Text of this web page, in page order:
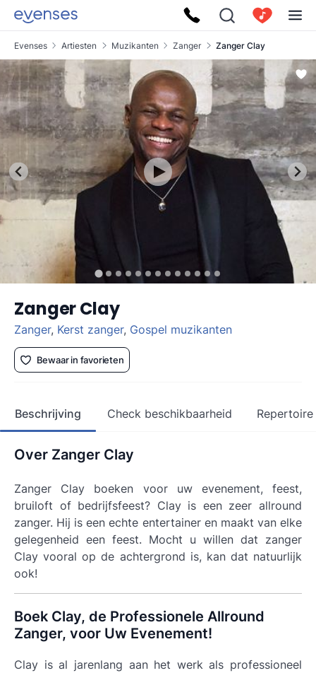
Evenses Artiesten Muzikanten Zanger Zanger Clay
Zanger Clay
Zanger, Kerst zanger, Gospel muzikanten
Bewaar in favorieten
Beschrijving Check beschikbaarheid Repertoire
Over Zanger Clay
Zanger Clay boeken voor uw evenement, feest,
bruiloft of bedrijfsfeest? Clay is een zeer allround
zanger. Hij is een echte entertainer en maakt van elke
gelegenheid een feest. Mocht u willen dat zanger
Clay vooral op de achtergrond is, kan dat natuurlijk
ook!
Boek Clay, de Professionele Allround
Zanger, voor Uw Evenement!
Clay is al jarenlang aan het werk als professioneel